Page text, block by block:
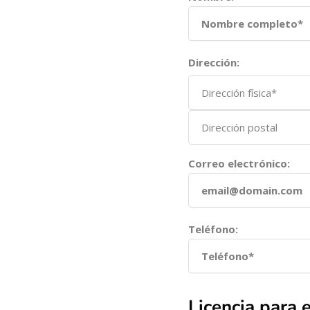
Dirección:
Correo electrónico:
Teléfono: